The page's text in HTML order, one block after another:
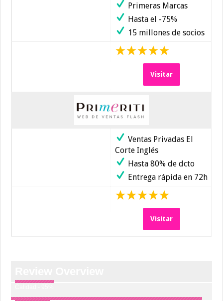
Primeras Marcas
Hasta el -75%
15 millones de socios
Visitar
Ventas Privadas El
Corte Inglés
Hasta 80% de dcto
Entrega rápida en 72h
Visitar